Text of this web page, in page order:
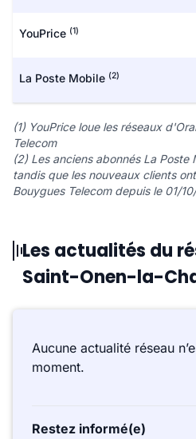
YouPrice (1)
La Poste Mobile (2)
(1) YouPrice loue les réseaux
Telecom
(2) Les anciens abonnés La Poste
tandis que les nouveaux clients
Bouygues Telecom depuis le 01/
Les actualités du
Saint-Onen-la-
Aucune actualité réseau
moment.
Restez informé(e)